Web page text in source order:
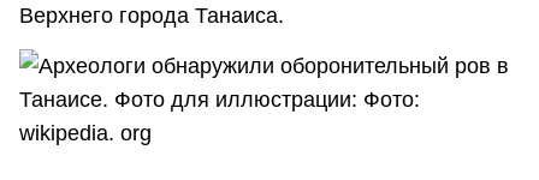
Верхнего города Танаиса.